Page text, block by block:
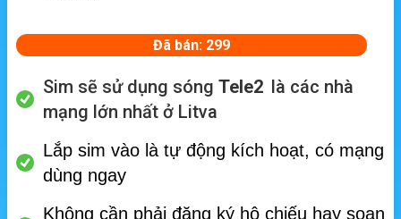
Đã bán: 299
Sim sẽ sử dụng sóng Tele2 là các nhà
mạng lớn nhất ở Litva
Lắp sim vào là tự động kích hoạt, có mạng
dùng ngay
Không cần phải đăng ký hộ chiếu hay soạn